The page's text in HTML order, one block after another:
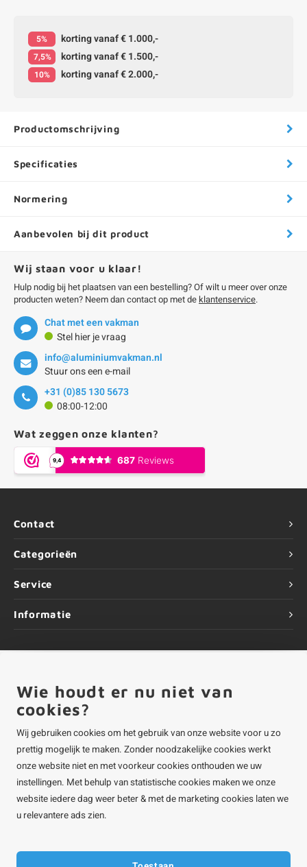
5% korting vanaf € 1.000,-
7,5% korting vanaf € 1.500,-
10% korting vanaf € 2.000,-
Productomschrijving
Specificaties
Normering
Aanbevolen bij dit product
Wij staan voor u klaar!
Hulp nodig bij het plaatsen van een bestelling? Of wilt u meer over onze
producten weten? Neem dan contact op met de klantenservice.
Chat met een vakman
Stel hier je vraag
info@aluminiumvakman.nl
Stuur ons een e-mail
+31 (0)85 130 5673
08:00-12:00
Wat zeggen onze klanten?
Contact
Categorieën
Service
Informatie
©Copyright2026 ALUMINIUMvakman - Powered byLightspeed
ALUMINIUMvakman is onderdeel vanRoca Online BV
Wie houdt er nu niet van
cookies?
Wij gebruiken cookies om het gebruik van onze website voor u zo
prettig mogelijk te maken. Zonder noodzakelijke cookies werkt
onze website niet en met voorkeur cookies onthouden we uw
instellingen. Met behulp van statistische cookies maken we onze
website iedere dag weer beter & met de marketing cookies laten we
u relevantere ads zien.